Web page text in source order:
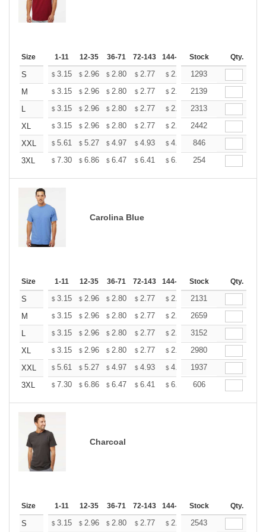
Size 1-11 12-35 36-71 72-143 144-287 288 + More
Stock Qty.
S $ 3.15 $ 2.96 $ 2.80 $ 2.77 $ 2.72 $2.70
1293
M
$ 3.15 $ 2.96 $ 2.80 $ 2.77 $ 2.72 $2.70
2139
L
$ 3.15 $ 2.96 $ 2.80 $ 2.77 $ 2.72 $2.70
2313
XL
$ 3.15 $ 2.96 $ 2.80 $ 2.77 $ 2.72 $2.70
2442
XXL
$ 5.61 $ 5.27 $ 4.97 $ 4.93 $ 4.85 $4.80
846
3XL
$ 7.30 $ 6.86 $ 6.47 $ 6.41 $ 6.30 $6.25
254
Carolina Blue
Size 1-11 12-35 36-71 72-143 144-287 288 + More
Stock Qty.
S $ 3.15 $ 2.96 $ 2.80 $ 2.77 $ 2.72 $2.70
2131
M
$ 3.15 $ 2.96 $ 2.80 $ 2.77 $ 2.72 $2.70
2659
L
$ 3.15 $ 2.96 $ 2.80 $ 2.77 $ 2.72 $2.70
3152
XL
$ 3.15 $ 2.96 $ 2.80 $ 2.77 $ 2.72 $2.70
2980
XXL
$ 5.61 $ 5.27 $ 4.97 $ 4.93 $ 4.85 $4.80
1937
3XL
$ 7.30 $ 6.86 $ 6.47 $ 6.41 $ 6.30 $6.25
606
Charcoal
Size 1-11 12-35 36-71 72-143 144-287 288 + More
Stock Qty.
S $ 3.15 $ 2.96 $ 2.80 $ 2.77 $ 2.72 $2.70
2543